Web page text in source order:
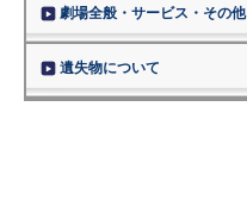
劇場全般・サービス・その他
遺失物について